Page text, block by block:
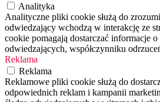
Analityka
Analityczne pliki cookie służą do
odwiedzający wchodzą w interakcję ze
cookie pomagają dostarczać informacje
odwiedzających, współczynniku
Reklama
Reklama
Reklamowe pliki cookie służą do
odpowiednich reklam i kampanii